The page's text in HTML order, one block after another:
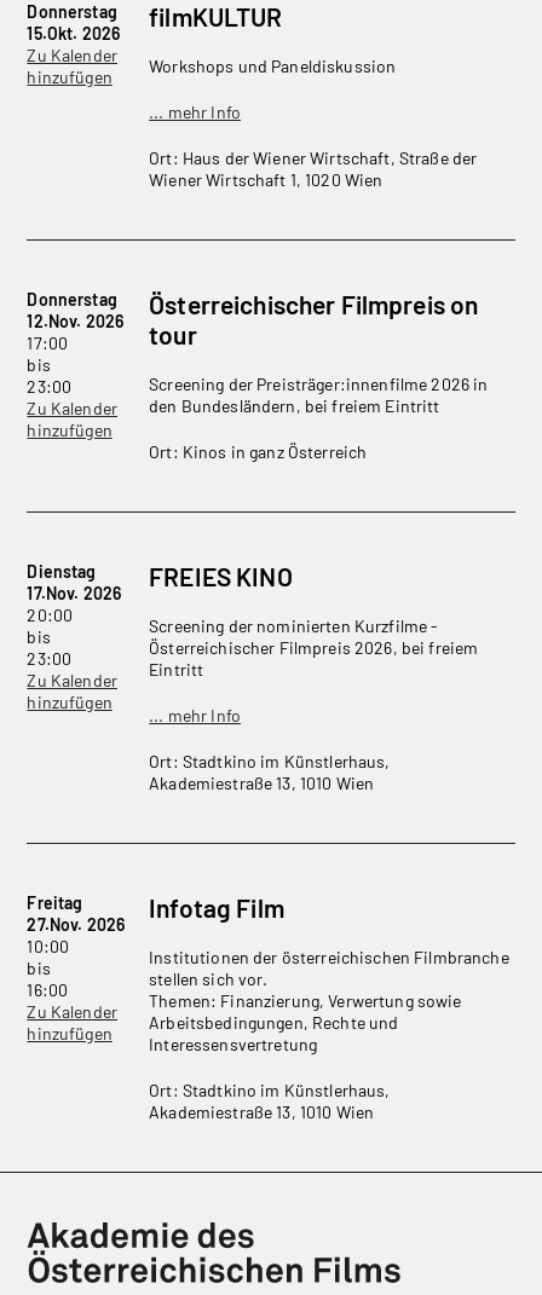
Donnerstag
15.Okt. 2026
Zu Kalender
hinzufügen
filmKULTUR
Workshops und Paneldiskussion
... mehr Info
Ort: Haus der Wiener Wirtschaft, Straße der
Wiener Wirtschaft 1, 1020 Wien
Donnerstag
12.Nov. 2026
17:00
bis
23:00
Zu Kalender
hinzufügen
Österreichischer Filmpreis on
tour
Screening der Preisträger:innenfilme 2026 in
den Bundesländern, bei freiem Eintritt
Ort: Kinos in ganz Österreich
Dienstag
17.Nov. 2026
20:00
bis
23:00
Zu Kalender
hinzufügen
FREIES KINO
Screening der nominierten Kurzfilme -
Österreichischer Filmpreis 2026, bei freiem
Eintritt
... mehr Info
Ort: Stadtkino im Künstlerhaus,
Akademiestraße 13, 1010 Wien
Freitag
27.Nov. 2026
10:00
bis
16:00
Zu Kalender
hinzufügen
Infotag Film
Institutionen der österreichischen Filmbranche
stellen sich vor.
Themen: Finanzierung, Verwertung sowie
Arbeitsbedingungen, Rechte und
Interessensvertretung
Ort: Stadtkino im Künstlerhaus,
Akademiestraße 13, 1010 Wien